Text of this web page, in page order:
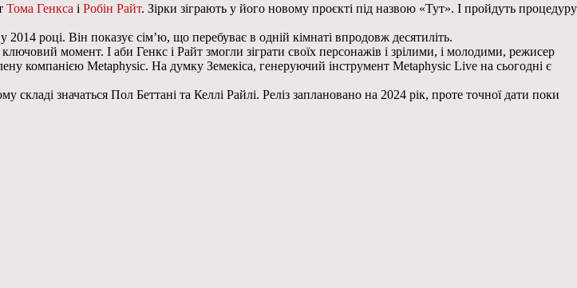
Тома Генкса і Робін Райт. Зірки зіграють у його новому проєкті під назвою «Тут». І пройдуть процедуру
році. Він показує сім’ю, що перебуває в одній кімнаті впродовж десятиліть.
момент. І аби Генкс і Райт змогли зіграти своїх персонажів і зрілими, і молодими, режисер
компанією Metaphysic. На думку Земекіса, генеруючий інструмент Metaphysic Live на сьогодні є
значаться Пол Беттані та Келлі Райлі. Реліз заплановано на 2024 рік, проте точної дати поки